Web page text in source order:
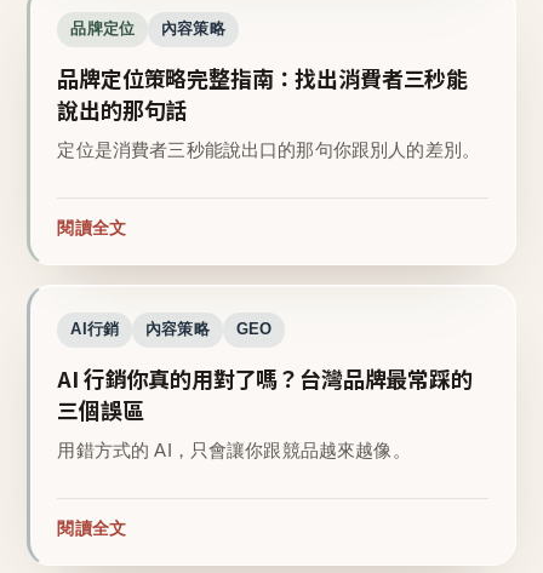
品牌定位 內容策略
品牌定位策略完整指南：找出消費者三秒能
說出的那句話
定位是消費者三秒能說出口的那句你跟別人的差別。
閱讀全文
AI行銷 內容策略 GEO
AI 行銷你真的用對了嗎？台灣品牌最常踩的
三個誤區
用錯方式的 AI，只會讓你跟競品越來越像。
閱讀全文